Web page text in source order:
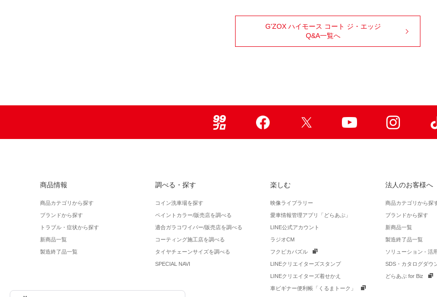
G'ZOX ハイモース コート ジ・エッジ
Q&A一覧へ
商品情報
商品カテゴリから探す
ブランドから探す
トラブル・症状から探す
新商品一覧
製造終了品一覧
調べる・探す
コイン洗車場を探す
ペイントカラー/販売店を調べる
適合ガラコワイパー/販売店を調べる
コーティング施工店を調べる
タイヤチェーンサイズを調べる
SPECIAL NAVI
楽しむ
映像ライブラリー
愛車情報管理アプリ「どらあぷ」
LINE公式アカウント
ラジオCM
フクピカパズル
LINEクリエイターズスタンプ
LINEクリエイターズ着せかえ
車ビギナー便利帳「くるまトーク」
法人のお客様へ
商品カテゴリから探
ブランドから探す
新商品一覧
製造終了品一覧
ソリューション - 活
SDS・カタログダウ
どらあぷ for Biz